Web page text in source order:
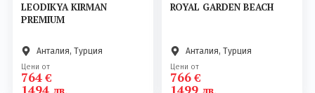
LEODIKYA KIRMAN
PREMIUM
Анталия, Турция
Цени от
764 €
ROYAL GARDEN BEACH
Анталия, Турция
Цени от
766 €